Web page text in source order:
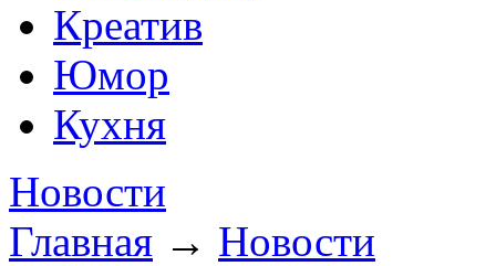
Креатив
Юмор
Кухня
Новости
Главная → Новости